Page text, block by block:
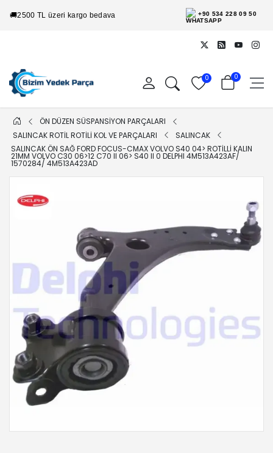
🚚2500 TL üzeri kargo bedava +90 534 228 09 50
0 0
ÖN DÜZEN SÜSPANSİYON PARÇALARI
SALINCAK ROTİL ROTİLİ KOL VE PARÇALARI
SALINCAK
SALINCAK ÖN SAĞ FORD FOCUS-CMAX VOLVO S40 04> ROTILLI KALIN
21MM VOLVO C30 06>12 C70 II 06> S40 II 0 DELPHI 4M513A423AF/
1570284/ 4M513A423AD